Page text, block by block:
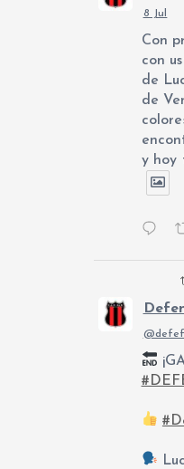
8 Jul
Con
con
de
de
y hoy